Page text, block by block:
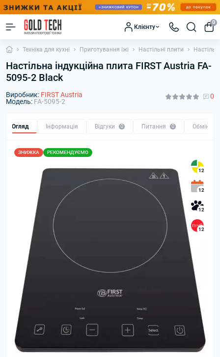
Клієнту
0
Техніка для кухні Приготування їжі Настільні плити
Настільна індукційна плита FIRST Austria FA-
5095-2 Black
Виробник: FIRST Austria
Модель: FA-5095-2
0
Огляд Інформація Відгуки 0 Питання 0 Обмін та
ЗНИЖКА РЕКОМЕНДУЄМО
12
12
12
12